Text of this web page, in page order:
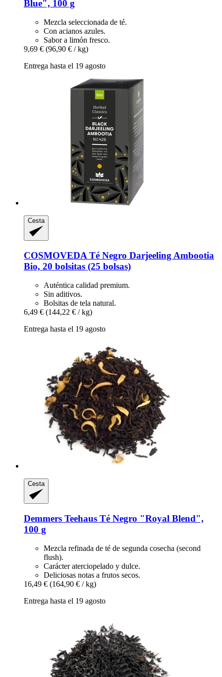
Blue", 100 g
Mezcla seleccionada de té.
Con acianos azules.
Sabor a limón fresco.
9,69 € (96,90 € / kg)
Entrega hasta el 19 agosto
Cesta
COSMOVEDA Té Negro Darjeeling Ambootia
Bio, 20 bolsitas (25 bolsas)
Auténtica calidad premium.
Sin aditivos.
Bolsitas de tela natural.
6,49 € (144,22 € / kg)
Entrega hasta el 19 agosto
Cesta
Demmers Teehaus Té Negro "Royal Blend",
100 g
Mezcla refinada de té de segunda cosecha (second
flush).
Carácter aterciopelado y dulce.
Deliciosas notas a frutos secos.
16,49 € (164,90 € / kg)
Entrega hasta el 19 agosto